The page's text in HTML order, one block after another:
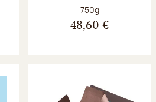
Poids net :
750g
48,60 €